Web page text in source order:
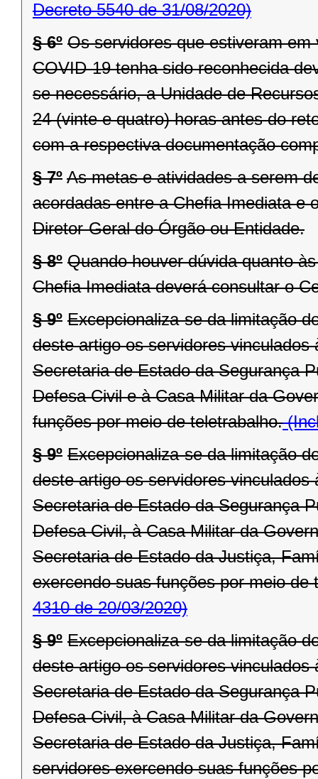
Decreto 5540 de 31/08/2020)
§ 6º Os servidores que estiveram
COVID-19 tenha sido reconhecida
se necessário, a Unidade de
24 (vinte e quatro) horas antes do
com a respectiva documentação
§ 7º As metas e atividades a serem
acordadas entre a Chefia Imediata e
Diretor-Geral do Órgão ou Entidade.
§ 8º Quando houver dúvida quanto
Chefia Imediata deverá consultar o
§ 9º Excepcionaliza-se da limitação
deste artigo os servidores
Secretaria de Estado da Segurança
Defesa Civil e à Casa Militar da
funções por meio de teletrabalho.
§ 9º Excepcionaliza-se da limitação
deste artigo os servidores
Secretaria de Estado da Segurança
Defesa Civil, à Casa Militar da
Secretaria de Estado da Justiça,
exercendo suas funções por meio de
4310 de 20/03/2020)
§ 9º Excepcionaliza-se da limitação
deste artigo os servidores
Secretaria de Estado da Segurança
Defesa Civil, à Casa Militar da
Secretaria de Estado da Justiça,
servidores exercendo suas funções